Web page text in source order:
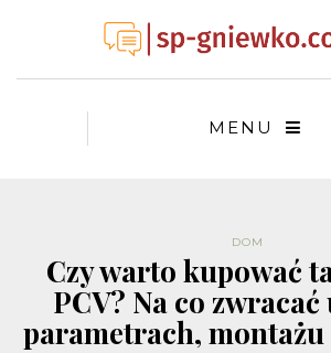
MENU
DOM
Czy warto kupować
PCV? Na co
parametrach, montażu